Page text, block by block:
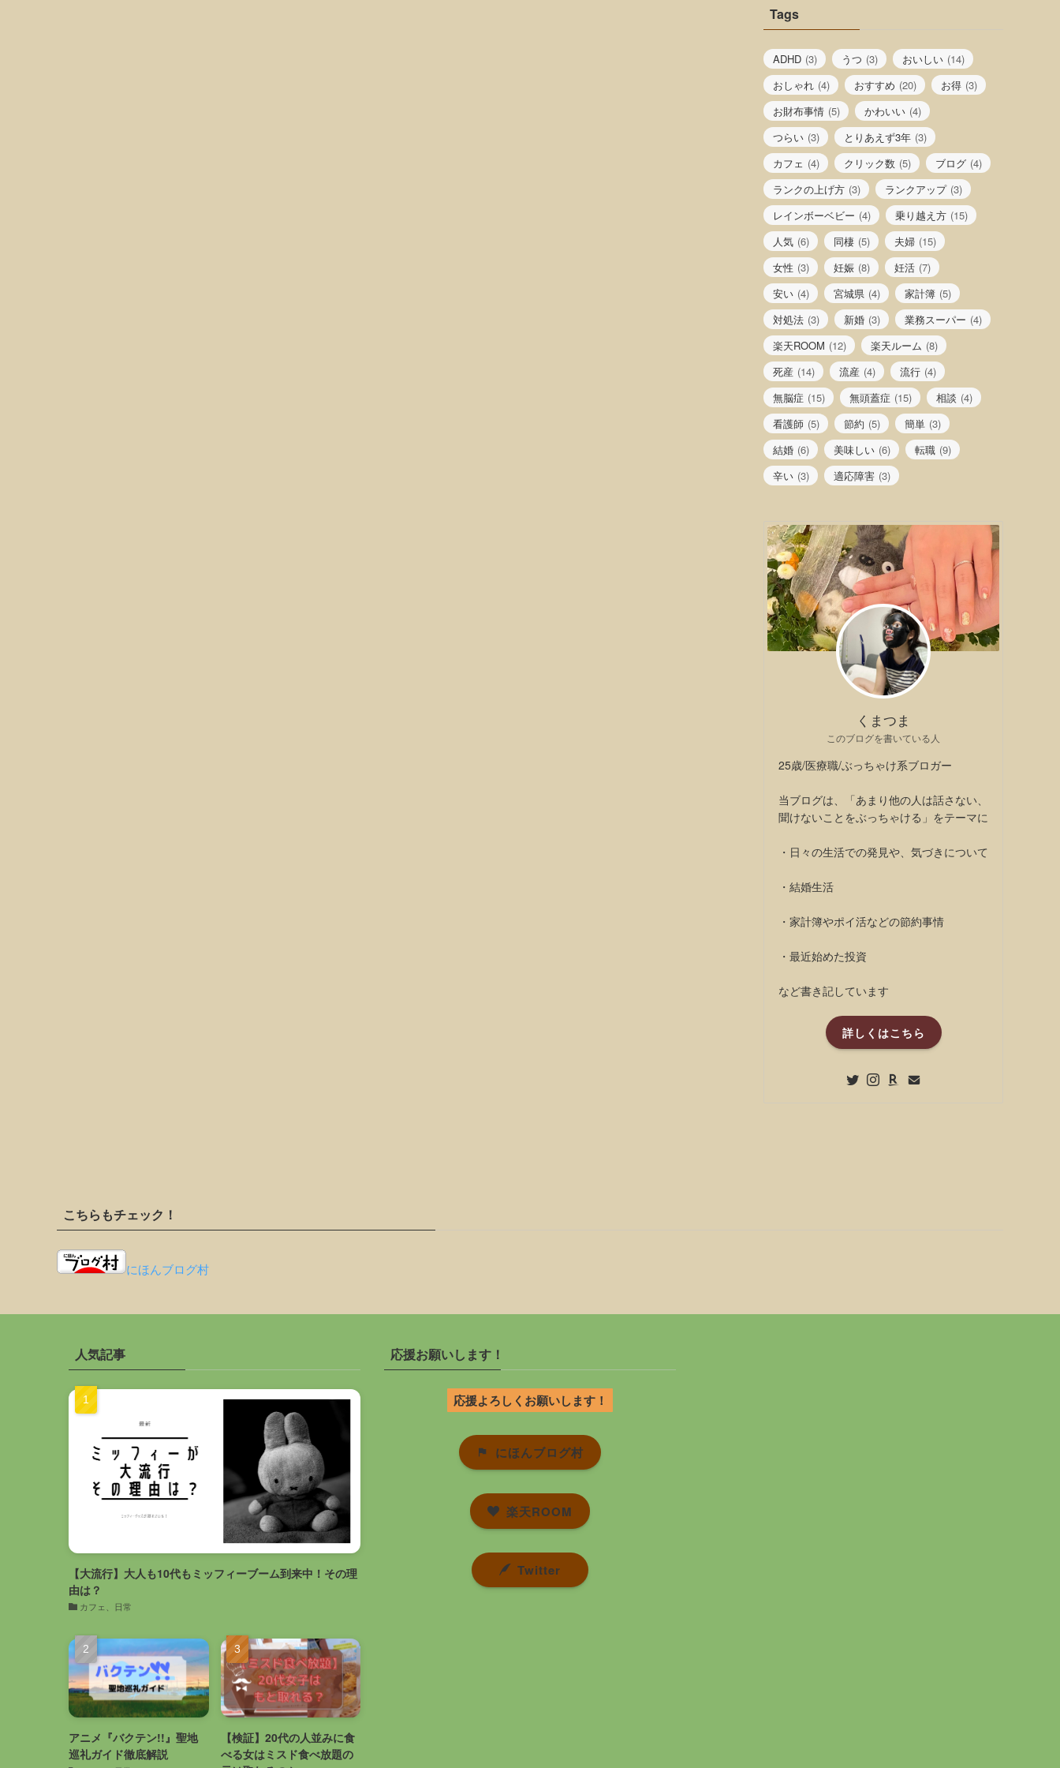
Tags
ADHD (3) うつ (3) おいしい (14)
おしゃれ (4) おすすめ (20) お得 (3)
お財布事情 (5) かわいい (4)
つらい (3) とりあえず3年 (3)
カフェ (4) クリック数 (5) ブログ (4)
ランクの上げ方 (3) ランクアップ (3)
レインボーベビー (4) 乗り越え方 (15)
人気 (6) 同棲 (5) 夫婦 (15)
女性 (3) 妊娠 (8) 妊活 (7)
安い (4) 宮城県 (4) 家計簿 (5)
対処法 (3) 新婚 (3) 業務スーパー (4)
楽天ROOM (12) 楽天ルーム (8)
死産 (14) 流産 (4) 流行 (4)
無脳症 (15) 無頭蓋症 (15) 相談 (4)
看護師 (5) 節約 (5) 簡単 (3)
結婚 (6) 美味しい (6) 転職 (9)
辛い (3) 適応障害 (3)
くまつま
このブログを書いている人
25歳/医療職/ぶっちゃけ系ブロガー
当ブログは、「あまり他の人は話さない、
聞けないことをぶっちゃける」をテーマに
・日々の生活での発見や、気づきについて
・結婚生活
・家計簿やポイ活などの節約事情
・最近始めた投資
など書き記しています
詳しくはこちら
こちらもチェック！
にほんブログ村
人気記事
【大流行】大人も10代もミッフィーブーム到来中！その理
由は？
カフェ、日常
アニメ『バクテン!!』聖地
巡礼ガイド徹底解説
【検証】20代の人並みに食
べる女はミスド食べ放題の
応援お願いします！
応援よろしくお願いします！
にほんブログ村
楽天ROOM
Twitter